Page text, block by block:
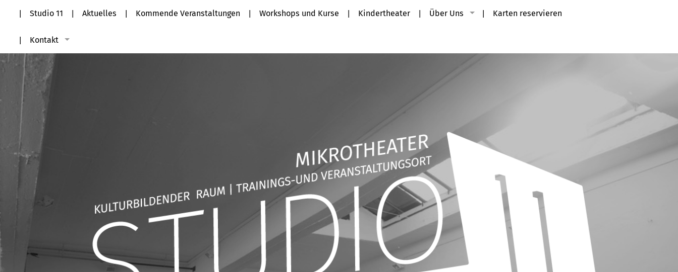
Studio 11 Aktuelles Kommende Veranstaltungen Workshops und Kurse Kindertheater Über Uns Karten reservieren
Kontakt